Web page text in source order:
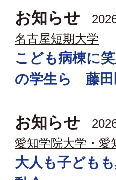
お知らせ
名古屋短期大学
こども病棟に
の学生ら 藤田
お知らせ
愛知学院大学・愛
大人も子ども